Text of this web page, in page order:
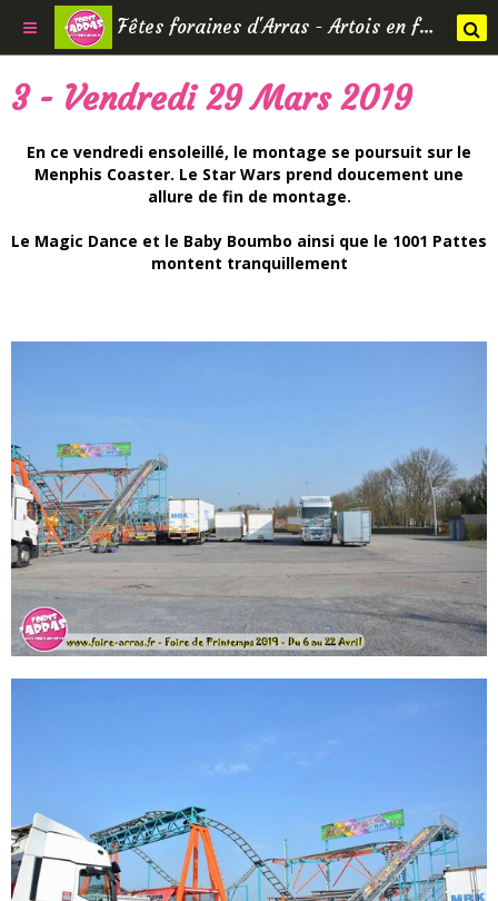
Fêtes foraines d'Arras - Artois en fêtes
3 - Vendredi 29 Mars 2019
En ce vendredi ensoleillé, le montage se poursuit sur le
Menphis Coaster. Le Star Wars prend doucement une
allure de fin de montage.
Le Magic Dance et le Baby Boumbo ainsi que le 1001 Pattes
montent tranquillement